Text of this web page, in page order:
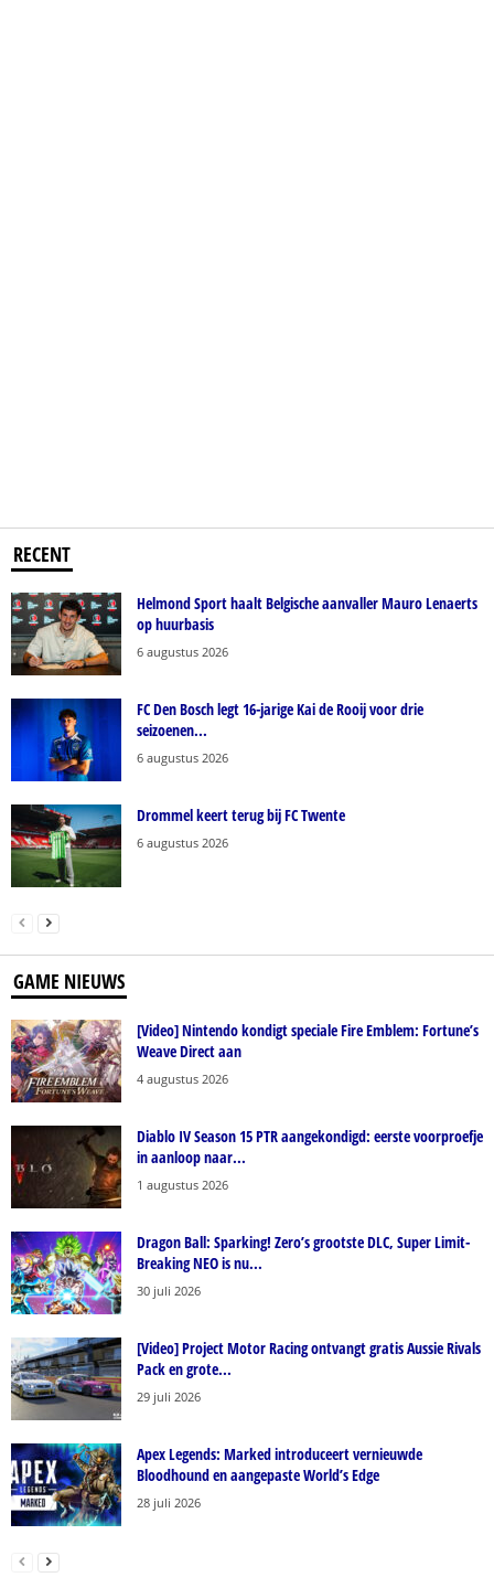
RECENT
Helmond Sport haalt Belgische aanvaller Mauro Lenaerts
op huurbasis
6 augustus 2026
FC Den Bosch legt 16-jarige Kai de Rooij voor drie
seizoenen...
6 augustus 2026
Drommel keert terug bij FC Twente
6 augustus 2026
GAME NIEUWS
[Video] Nintendo kondigt speciale Fire Emblem: Fortune’s
Weave Direct aan
4 augustus 2026
Diablo IV Season 15 PTR aangekondigd: eerste voorproefje
in aanloop naar...
1 augustus 2026
Dragon Ball: Sparking! Zero’s grootste DLC, Super Limit-
Breaking NEO is nu...
30 juli 2026
[Video] Project Motor Racing ontvangt gratis Aussie Rivals
Pack en grote...
29 juli 2026
Apex Legends: Marked introduceert vernieuwde
Bloodhound en aangepaste World’s Edge
28 juli 2026